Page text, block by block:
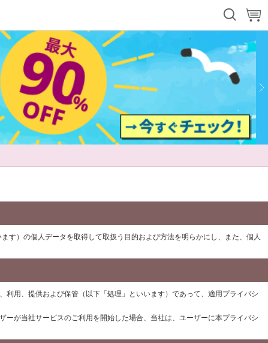
す）の個人データを取得して取扱う目的および方法を明らかにし、また、個人
用、提供および保管（以下「処理」といいます）であって、適用プライバシ
が当社サービスのご利用を開始した場合、当社は、ユーザーに本プライバシ